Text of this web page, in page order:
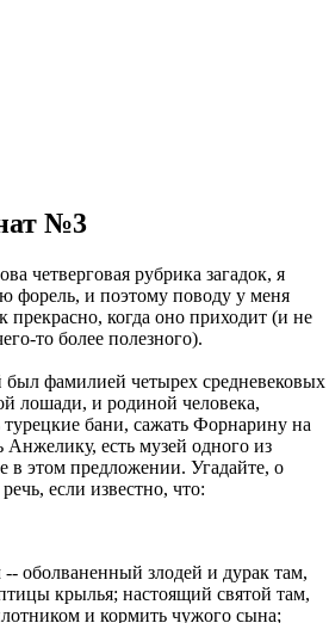
№3
четверговая рубрика загадок, я
форель, и поэтому поводу у меня
прекрасно, когда оно приходит (и не
то более полезного).
фамилией четырех средневековых
лошади, и родиной человека,
бани, сажать Форнарину на
Анжелику, есть музей одного из
в этом предложении. Угадайте, о
если известно, что:
оболваненный злодей и дурак там,
крылья; настоящий святой там,
и кормить чужого сына;